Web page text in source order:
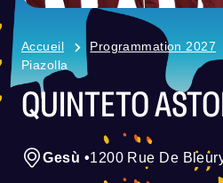
Accueil Programmation 2027
Piazolla
QUINTETO
Gesù •1200 Rue De